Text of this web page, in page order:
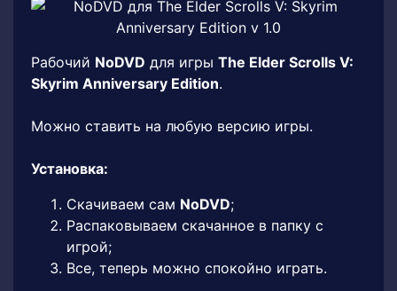
Рабочий NoDVD для игры The Elder Scrolls V:
Skyrim Anniversary Edition.
Можно ставить на любую версию игры.
Установка:
Скачиваем сам NoDVD;
Распаковываем скачанное в папку с
игрой;
Все, теперь можно спокойно играть.